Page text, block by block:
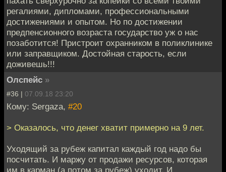
регалиями, дипломами, профессиональными
достижениями и опытом. Но по достижении
предпенсионного возраста государство уж о нас
позаботится! Пристроит охранником в поликлинике
или заправщиком. Достойная старость, если
доживешь!!!
Олспейс »
#36 | 07.09.18 23:20
Кому: Sergaza, #20
> Оказалось, что денег хватит примерно на 9 лет.
Уходящий за рубеж капитал каждый год надо бы
посчитать. И маржу от продажи ресурсов, которая